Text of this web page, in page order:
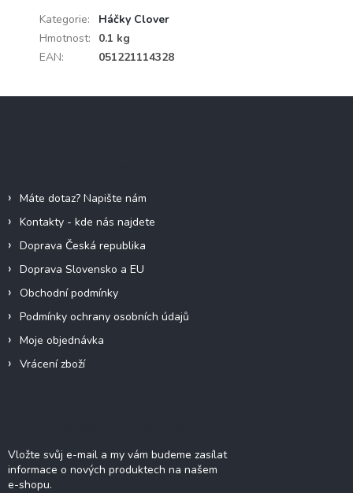
Kategorie:
Háčky Clover
Hmotnost:
0.1 kg
EAN: 051221114328
Máte dotaz? Napište nám
Kontakty - kde nás najdete
Doprava Česká republika
Doprava Slovensko a EU
Obchodní podmínky
Podmínky ochrany osobních údajů
Moje objednávka
Vrácení zboží
Vložte svůj e-mail a my vám budeme zasílat
informace o nových produktech na našem
e-shopu.